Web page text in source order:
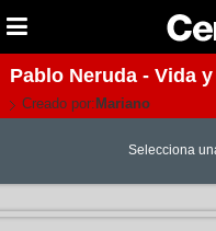
Pablo Neruda - Vida
Creado por: Mariano
Selecciona